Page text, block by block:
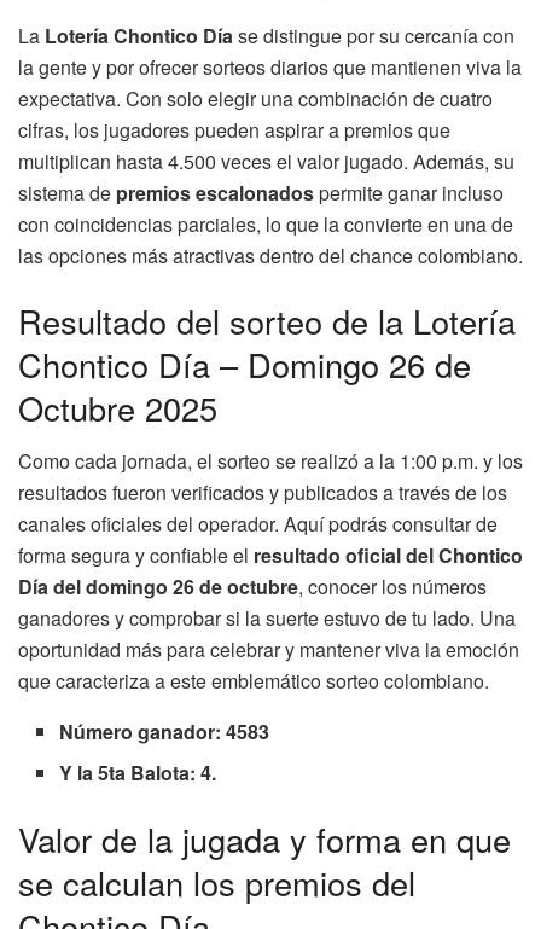
La Lotería Chontico Díase distingue por su cercanía con
la gente y por ofrecer sorteos diarios que mantienen viva la
expectativa. Con solo elegir una combinación de cuatro
cifras, los jugadores pueden aspirar a premios que
multiplican hasta 4.500 veces el valor jugado. Además, su
sistema de premios escalonadospermite ganar incluso
con coincidencias parciales, lo que la convierte en una de
las opciones más atractivas dentro del chance colombiano.
Resultado del sorteo de la Lotería
Chontico Día – Domingo 26 de
Octubre 2025
Como cada jornada, el sorteo se realizó a la 1:00 p.m. y los
resultados fueron verificados y publicados a través de los
canales oficiales del operador. Aquí podrás consultar de
forma segura y confiable el resultado oficial del Chontico
Día del domingo 26 de octubre, conocer los números
ganadores y comprobar si la suerte estuvo de tu lado. Una
oportunidad más para celebrar y mantener viva la emoción
que caracteriza a este emblemático sorteo colombiano.
Número ganador: 4583
Y la 5ta Balota: 4.
Valor de la jugada y forma en que
se calculan los premios del